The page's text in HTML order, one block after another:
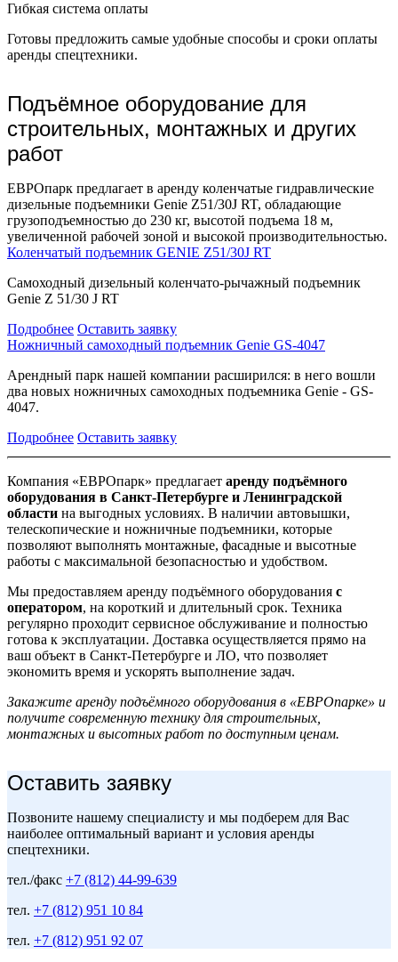
Гибкая система оплаты
Готовы предложить самые удобные способы и сроки оплаты
аренды спецтехники.
Подъёмное оборудование для
строительных, монтажных и других
работ
ЕВРОпарк предлагает в аренду коленчатые гидравлические
дизельные подъемники Genie Z51/30J RT, обладающие
грузоподъемностью до 230 кг, высотой подъема 18 м,
увеличенной рабочей зоной и высокой производительностью.
Коленчатый подъемник GENIE Z51/30J RT
Самоходный дизельный коленчато-рычажный подъемник
Genie Z 51/30 J RT
Подробнее Оставить заявку
Ножничный самоходный подъемник Genie GS-4047
Арендный парк нашей компании расширился: в него вошли
два новых ножничных самоходных подъемника Genie - GS-
4047.
Подробнее Оставить заявку
Компания «ЕВРОпарк» предлагает аренду подъёмного
оборудования в Санкт-Петербурге и Ленинградской
области на выгодных условиях. В наличии автовышки,
телескопические и ножничные подъемники, которые
позволяют выполнять монтажные, фасадные и высотные
работы с максимальной безопасностью и удобством.
Мы предоставляем аренду подъёмного оборудования с
оператором, на короткий и длительный срок. Техника
регулярно проходит сервисное обслуживание и полностью
готова к эксплуатации. Доставка осуществляется прямо на
ваш объект в Санкт-Петербурге и ЛО, что позволяет
экономить время и ускорять выполнение задач.
Закажите аренду подъёмного оборудования в «ЕВРОпарке» и
получите современную технику для строительных,
монтажных и высотных работ по доступным ценам.
Оставить заявку
Позвоните нашему специалисту и мы подберем для Вас
наиболее оптимальный вариант и условия аренды
спецтехники.
тел./факс +7 (812) 44-99-639
тел. +7 (812) 951 10 84
тел. +7 (812) 951 92 07